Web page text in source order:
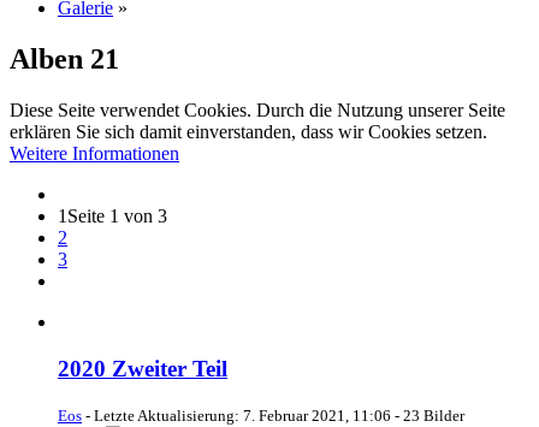
Galerie »
Alben 21
Diese Seite verwendet Cookies. Durch die Nutzung unserer Seite
erklären Sie sich damit einverstanden, dass wir Cookies setzen.
Weitere Informationen
1 Seite 1 von 3
2
3
2020 Zweiter Teil
Eos - Letzte Aktualisierung: 7. Februar 2021, 11:06 - 23 Bilder